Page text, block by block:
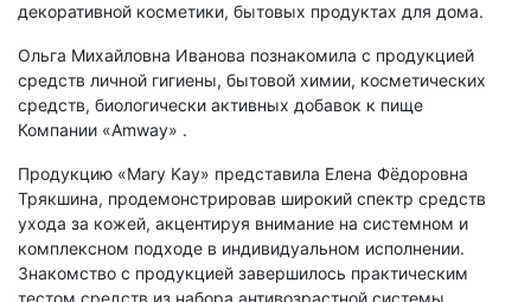
декоративной косметики, бытовых продуктах для дома.
Ольга Михайловна Иванова познакомила с продукцией
средств личной гигиены, бытовой химии, косметических
средств, биологически активных добавок к пище
Компании «Amway» .
Продукцию «Mary Kay» представила Елена Фёдоровна
Трякшина, продемонстрировав широкий спектр средств
ухода за кожей, акцентируя внимание на системном и
комплексном подходе в индивидуальном исполнении.
Знакомство с продукцией завершилось практическим
тестом средств из набора антивозрастной системы